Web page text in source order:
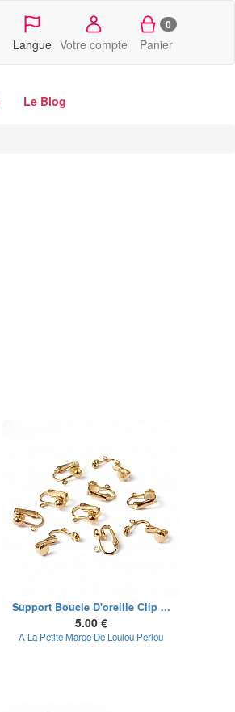
Langue Votre compte
0
Panier
Le Blog
Support Boucle D'oreille Clip ...
5.00 €
A La Petite Marge De Loulou Perlou